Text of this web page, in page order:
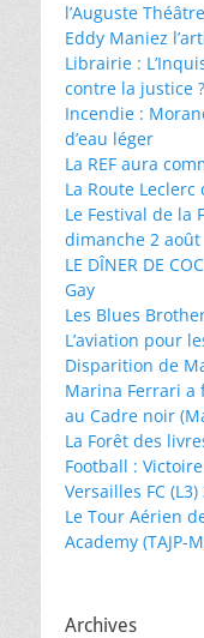
l’Auguste Théâtre
Eddy Maniez
Librairie :
contre la justice ?
Incendie :
d’eau léger
La REF aura
La Route
Le Festival de la
dimanche 2 août
LE DÎNER DE
Gay
Les Blues
L’aviation pour
Disparition de
Marina Ferrari a
au Cadre noir
La Forêt des
Football :
Versailles FC (L3)
Le Tour Aérien
Academy (TAJP-
Archives